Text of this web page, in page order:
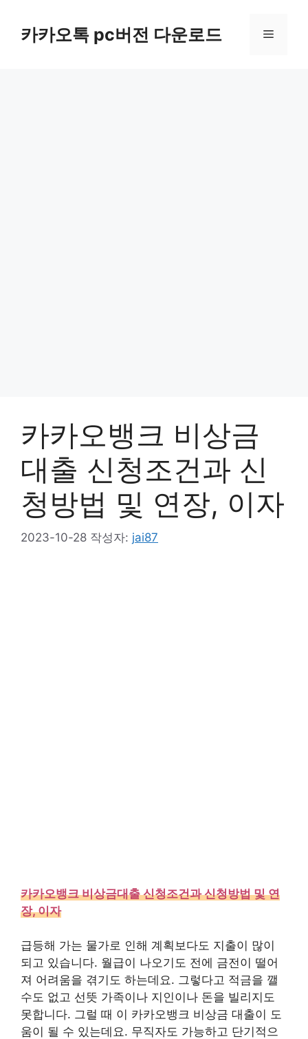
카카오톡 pc버전 다운로드 메
카카오뱅크 비상금
대출 신청조건과 신
청방법 및 연장, 이자
2023-10-28 작성자: jai87
카카오뱅크 비상금대출 신청조건과 신청방법 및 연
장, 이자
급등해 가는 물가로 인해 계획보다도 지출이 많이
되고 있습니다. 월급이 나오기도 전에 금전이 떨어
져 어려움을 겪기도 하는데요. 그렇다고 적금을 깰
수도 없고 선뜻 가족이나 지인이나 돈을 빌리지도
못합니다. 그럴 때 이 카카오뱅크 비상금 대출이 도
움이 될 수 있는데요. 무직자도 가능하고 단기적으